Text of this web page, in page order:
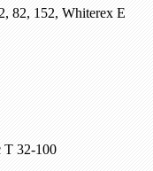
82, 152, Whiterex E
T 32-100